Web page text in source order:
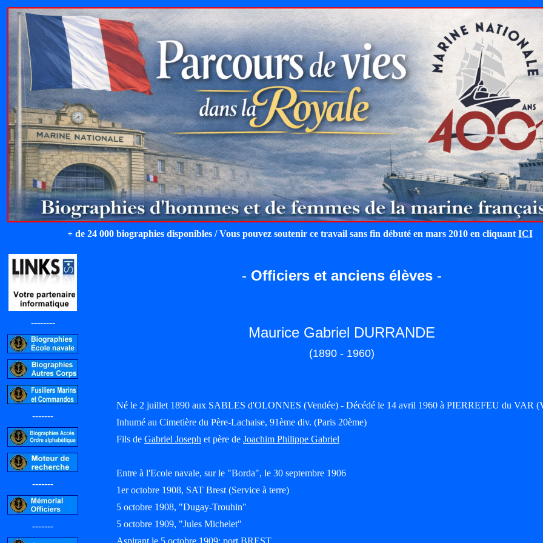
+ de 24 000 biographies disponibles / Vous pouvez soutenir ce travail sans fin débuté en mars 2010 en cliquant ICI
--------
-------
-------
-------
- Officiers et anciens élèves -
Maurice Gabriel DURRANDE
(1890 - 1960)
Né le 2 juillet 1890 aux SABLES d'OLONNES (Vendée) - Décédé le 14 avril 1960 à PIERREFEU du VAR
Inhumé au Cimetière du Père-Lachaise, 91ème div. (Paris 20ème)
Fils de Gabriel Joseph et père de Joachim Philippe Gabriel
Entre à l'Ecole navale, sur le "Borda", le 30 septembre 1906
1er octobre 1908, SAT Brest (Service à terre)
5 octobre 1908, "Dugay-Trouhin"
5 octobre 1909, "Jules Michelet"
Aspirant le 5 octobre 1909; port BREST.